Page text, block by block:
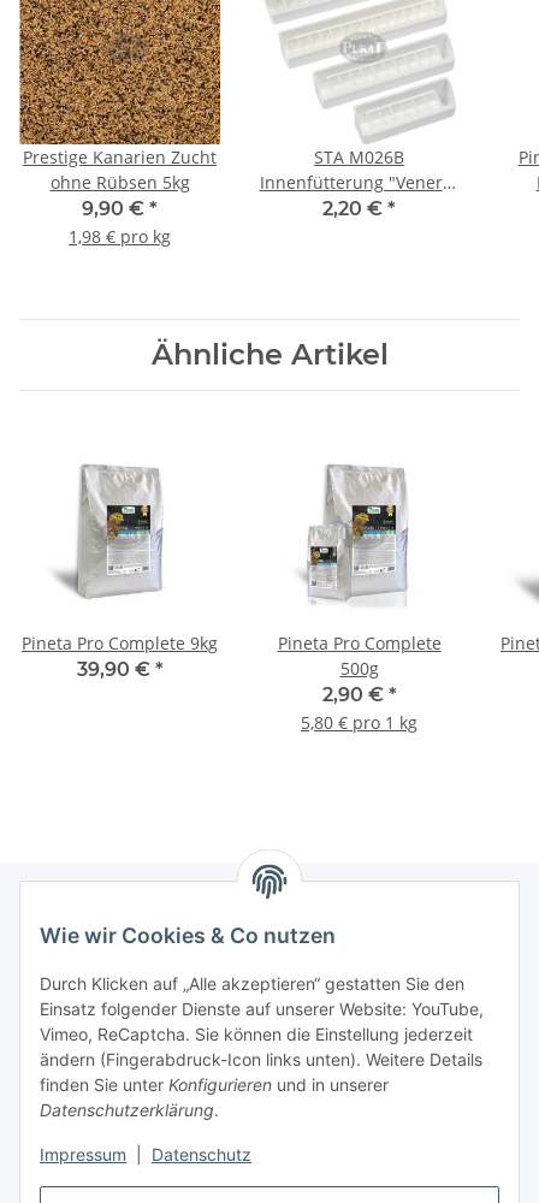
Wie wir Cookies & Co nutzen
Durch Klicken auf „Alle akzeptieren“ gestatten Sie den
Einsatz folgender Dienste auf unserer Website: YouTube,
Vimeo, ReCaptcha. Sie können die Einstellung jederzeit
ändern (Fingerabdruck-Icon links unten). Weitere Details
finden Sie unter Konfigurieren und in unserer
Datenschutzerklärung.
Impressum Datenschutz
Prestige Kanarien Zucht
ohne Rübsen 5kg
9,90 € *
1,98 € pro kg
STA M026B
Innenfütterung "Venere"
L=206mm weiß
2,20 € *
Ähnliche Artikel
Pineta Pro Complete 9kg
39,90 € *
Pineta Pro Complete
500g
2,90 € *
5,80 € pro 1 kg
Informationen
Gesetzliche Informationen
Mein Konto